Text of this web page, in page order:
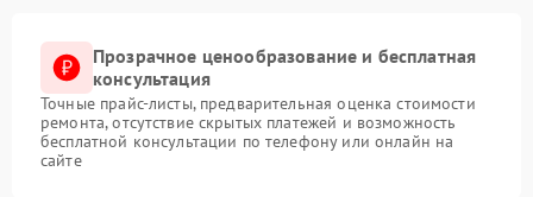
Прозрачное ценообразование и бесплатная
консультация
Точные прайс-листы, предварительная оценка стоимости
ремонта, отсутствие скрытых платежей и возможность
бесплатной консультации по телефону или онлайн на
сайте